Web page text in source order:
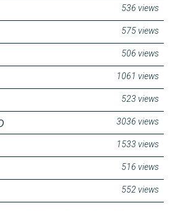
536 views
575 views
506 views
1061 views
523 views
3036 views
1533 views
516 views
552 views